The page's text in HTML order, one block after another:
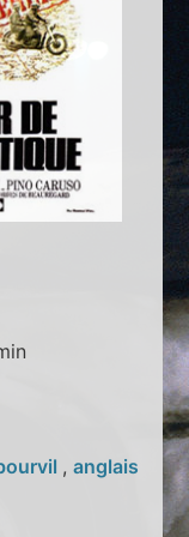
,anglais